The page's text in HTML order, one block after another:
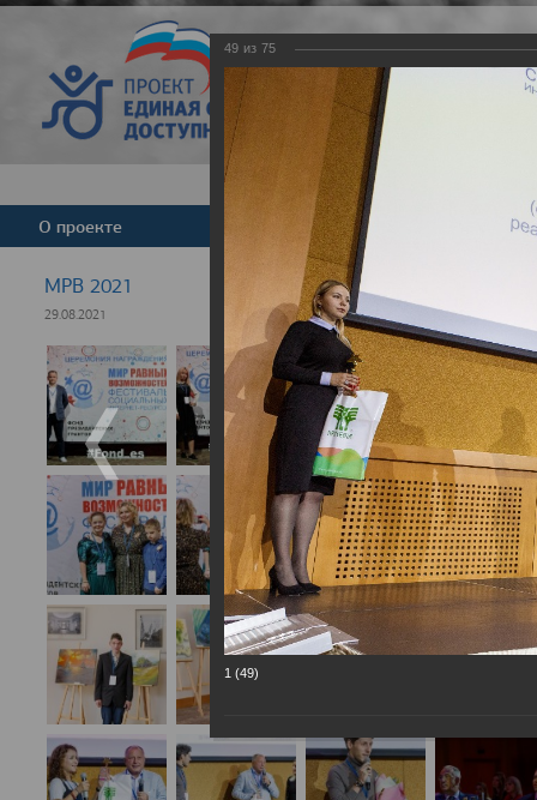
О проекте
МРВ 2021
29.08.2021
49 из 75
1 (49)